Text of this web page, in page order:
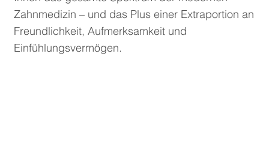
Zahnmedizin – und das Plus einer Extraportion an
Freundlichkeit, Aufmerksamkeit und
Einfühlungsvermögen.